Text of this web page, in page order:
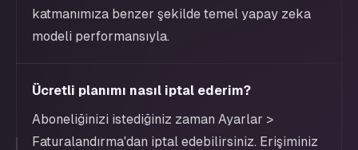
katmanımıza benzer şekilde temel yapay zeka
modeli performansıyla.
Ücretli planımı nasıl iptal ederim?
Aboneliğinizi istediğiniz zaman Ayarlar >
Faturalandırma'dan iptal edebilirsiniz. Erişiminiz